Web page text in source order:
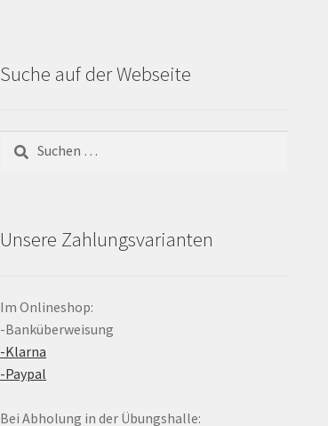
Suche auf der Webseite
nach:
Unsere Zahlungsvarianten
Im Onlineshop:
-Banküberweisung
-Klarna
-Paypal
Bei Abholung in der Übungshalle: